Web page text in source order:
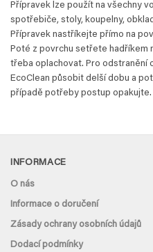
Přípravek lze použít na všechny
spotřebiče, stoly, koupelny,
Přípravek nastříkejte přímo na
Poté z povrchu setřete hadříkem
třeba oplachovat. Pro odstranění
EcoClean působit delší dobu a
případě potřeby postup opakujte.
INFORMACE
O nás
Informace o doručení
Zásady ochrany osobních údajů
Dodací podmínky